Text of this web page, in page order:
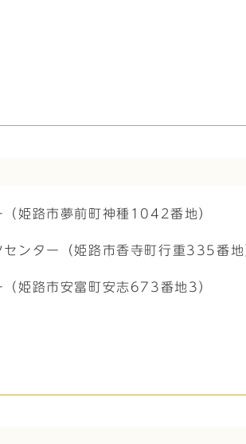
姫路市夢前町神種1042番地）
ンター（姫路市香寺町行重335番地
姫路市安富町安志673番地3）